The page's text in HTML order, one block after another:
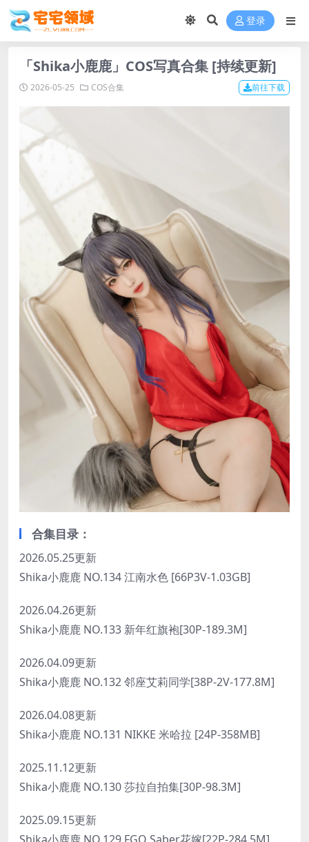
登录
「Shika小鹿鹿」COS写真合集 [持续更新]
2026-05-25 COS合集 前往下载
合集目录：
2026.05.25更新
Shika小鹿鹿 NO.134 江南水色 [66P3V-1.03GB]
2026.04.26更新
Shika小鹿鹿 NO.133 新年红旗袍[30P-189.3M]
2026.04.09更新
Shika小鹿鹿 NO.132 邻座艾莉同学[38P-2V-177.8M]
2026.04.08更新
Shika小鹿鹿 NO.131 NIKKE 米哈拉 [24P-358MB]
2025.11.12更新
Shika小鹿鹿 NO.130 莎拉自拍集[30P-98.3M]
2025.09.15更新